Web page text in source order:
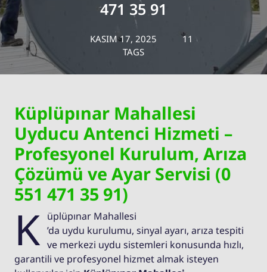
471 35 91
KASIM 17, 2025
11
TAGS
Küplüpınar Mahallesi
Uyducu Antenci Hizmeti –
Profesyonel Kurulum, Arıza
Çözümü ve Ayar Servisi (0
551 471 35 91)
K üplüpınar Mahallesi
’da uydu kurulumu, sinyal ayarı, arıza tespiti
ve merkezi uydu sistemleri konusunda hızlı,
garantili ve profesyonel hizmet almak isteyen